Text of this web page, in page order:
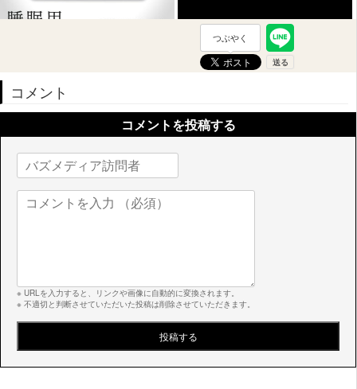
つぶやく
コメント
コメントを投稿する
※ URLを入力すると、リンクや画像に自動的に変換されます。
※ 不適切と判断させていただいた投稿は削除させていただきます。